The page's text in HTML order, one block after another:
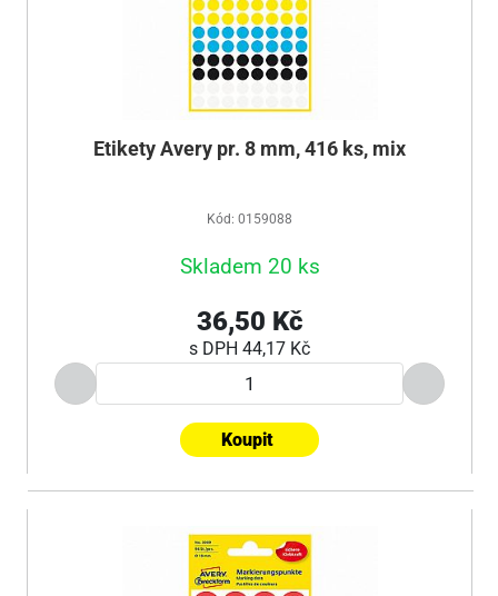
Etikety Avery pr. 8 mm, 416 ks, mix
Kód: 0159088
Skladem 20 ks
36,50 Kč
s DPH 44,17 Kč
Koupit